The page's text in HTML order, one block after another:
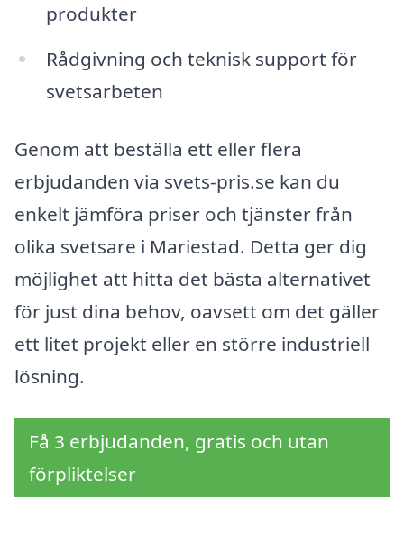
produkter
Rådgivning och teknisk support för
svetsarbeten
Genom att beställa ett eller flera
erbjudanden via svets-pris.se kan du
enkelt jämföra priser och tjänster från
olika svetsare i Mariestad. Detta ger dig
möjlighet att hitta det bästa alternativet
för just dina behov, oavsett om det gäller
ett litet projekt eller en större industriell
lösning.
Få 3 erbjudanden, gratis och utan
förpliktelser